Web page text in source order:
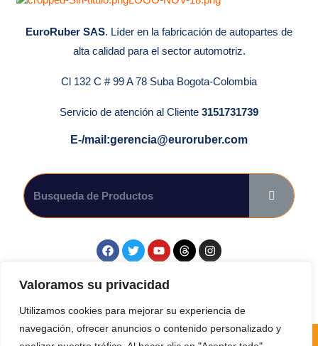
Valoramos su privacidad
Utilizamos cookies para mejorar su experiencia de
navegación, ofrecer anuncios o contenido personalizado y
EuroRuber SAS. Líder en la fabricación de autopartes de
alta calidad para el sector automotriz.
Cl 132 C # 99 A 78 Suba Bogota-Colombia
Servicio de atención al Cliente 3151731739
E-/mail:gerencia@euroruber.com
Todos. Los derechos reservados por Euroruber SAS 2024